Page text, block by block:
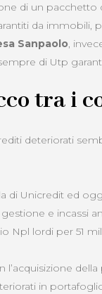
di un
da immobili,
Sanpaolo,
di Utp
tra i
deteriorati
di Unicredit ed
e incassi
Npl lordi per 51
l’acquisizione
in